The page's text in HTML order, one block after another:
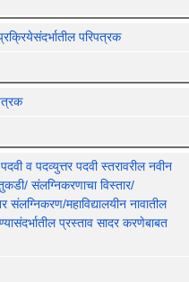
परिपत्रक
व पदव्युत्तर पदवी स्तरावरील नवीन
संलग्निकरणाचा विस्तार/
महाविद्यालयीन नावातील
प्रस्ताव सादर करणेबाबत